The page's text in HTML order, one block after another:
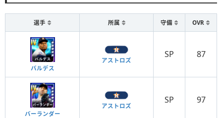
選手 所属 守備 OVR
バルデス
アストロズ
SP 87
バーランダー
アストロズ
SP 97